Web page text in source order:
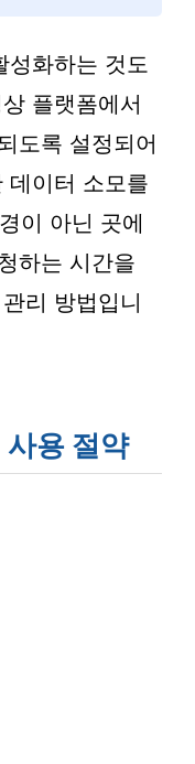
성화하는 것도
플랫폼에서
도록 설정되어
데이터 소모를
이 아닌 곳에
하는 시간을
리 방법입니
용 절약